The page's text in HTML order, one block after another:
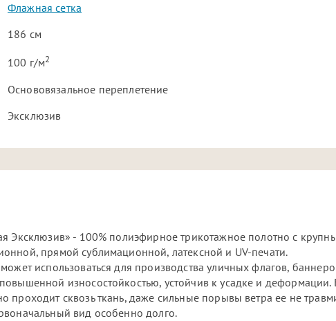
Флажная сетка
186 см
100 г/м2
Основовязальное переплетение
Эксклюзив
Эксклюзив» - 100% полиэфирное трикотажное полотно с
прямой сублимационной, латексной и UV-печати.
использоваться для производства уличных флагов,
износостойкостью, устойчив к усадке и деформации.
проходит сквозь ткань, даже сильные порывы ветра ее не
вид особенно долго.